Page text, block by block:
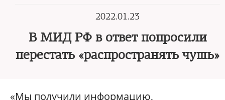
2022.01.23
В МИД РФ в ответ попросили
перестать «распространять чушь»
«Мы получили информацию,